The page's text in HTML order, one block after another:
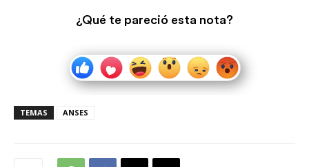
¿Qué te pareció esta nota?
TEMAS ANSES